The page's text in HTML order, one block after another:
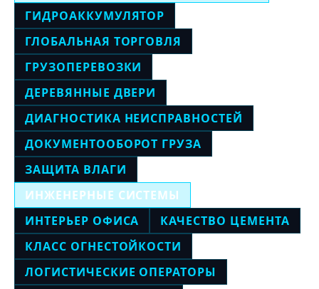
ГИДРОАККУМУЛЯТОР
ГЛОБАЛЬНАЯ ТОРГОВЛЯ
ГРУЗОПЕРЕВОЗКИ
ДЕРЕВЯННЫЕ ДВЕРИ
ДИАГНОСТИКА НЕИСПРАВНОСТЕЙ
ДОКУМЕНТООБОРОТ ГРУЗА
ЗАЩИТА ВЛАГИ
ИНЖЕНЕРНЫЕ СИСТЕМЫ
ИНТЕРЬЕР ОФИСА
КАЧЕСТВО ЦЕМЕНТА
КЛАСС ОГНЕСТОЙКОСТИ
ЛОГИСТИЧЕСКИЕ ОПЕРАТОРЫ